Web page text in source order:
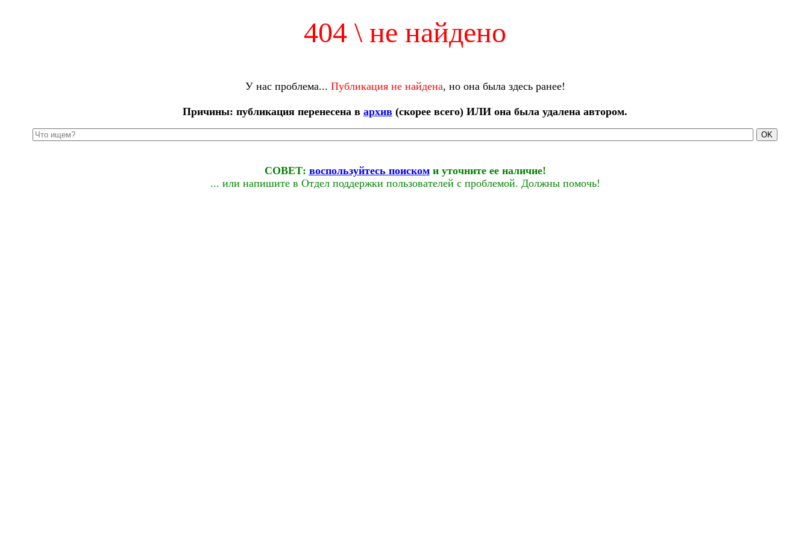
404 \ не найдено
У нас проблема... Публикация не найдена, но она была здесь ранее!
Причины: публикация перенесена в архив (скорее всего) ИЛИ она была удалена автором.
OK
СОВЕТ: воспользуйтесь поискоми уточните ее наличие!
... или напишите в Отдел поддержки пользователей с проблемой. Должны помочь!